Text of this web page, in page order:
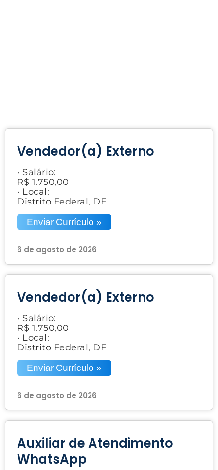
Vendedor(a) Externo
• Salário:
R$ 1.750,00
• Local:
Distrito Federal, DF
Enviar Currículo »
6 de agosto de 2026
Vendedor(a) Externo
• Salário:
R$ 1.750,00
• Local:
Distrito Federal, DF
Enviar Currículo »
6 de agosto de 2026
Auxiliar de Atendimento
WhatsApp